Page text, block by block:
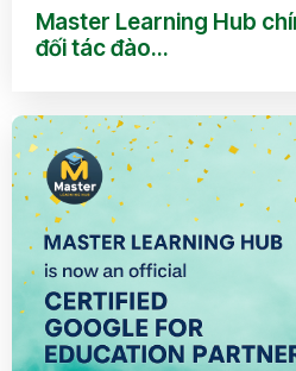
Master Learning Hub
đối tác đào...